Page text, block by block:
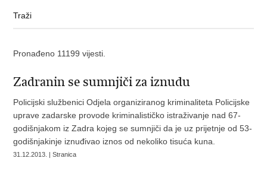
Pronađeno 11199 vijesti.
Zadranin se sumnjiči za iznudu
Policijski službenici Odjela organiziranog kriminaliteta Policijske
uprave zadarske provode kriminalističko istraživanje nad 67-
godišnjakom iz Zadra kojeg se sumnjiči da je uz prijetnje od 53-
godišnjakinje iznuđivao iznos od nekoliko tisuća kuna.
31.12.2013. | Stranica